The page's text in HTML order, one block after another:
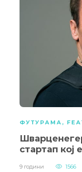
ФУТУРАМА ,
стартап кој
9 години 1566